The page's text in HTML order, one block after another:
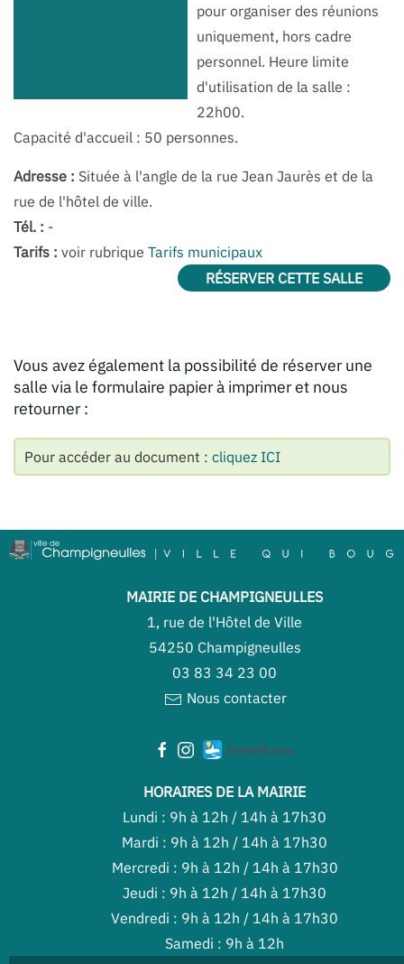
pour organiser des réunions
uniquement, hors cadre
personnel. Heure limite
d'utilisation de la salle :
22h00.
Capacité d'accueil : 50 personnes.
Adresse : Située à l'angle de la rue Jean Jaurès et de la
rue de l'hôtel de ville.
Tél. : -
Tarifs : voir rubrique Tarifs municipaux
RÉSERVER CETTE SALLE
Vous avez également la possibilité de réserver une
salle via le formulaire papier à imprimer et nous
retourner :
Pour accéder au document : cliquez ICI
MAIRIE DE CHAMPIGNEULLES
1, rue de l'Hôtel de Ville
54250 Champigneulles
03 83 34 23 00
Nous contacter
HORAIRES DE LA MAIRIE
Lundi : 9h à 12h / 14h à 17h30
Mardi : 9h à 12h / 14h à 17h30
Mercredi : 9h à 12h / 14h à 17h30
Jeudi : 9h à 12h / 14h à 17h30
Vendredi : 9h à 12h / 14h à 17h30
Samedi : 9h à 12h